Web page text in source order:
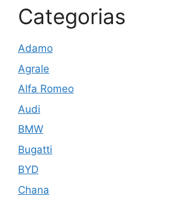
Categorias
Adamo
Agrale
Alfa Romeo
Audi
BMW
Bugatti
BYD
Chana